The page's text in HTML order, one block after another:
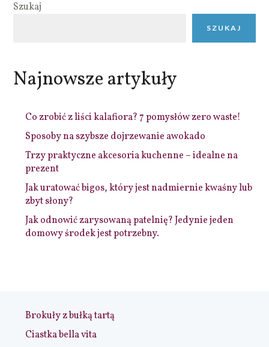
Szukaj
SZUKAJ
Najnowsze artykuły
Co zrobić z liści kalafiora? 7 pomysłów zero waste!
Sposoby na szybsze dojrzewanie awokado
Trzy praktyczne akcesoria kuchenne – idealne na
prezent
Jak uratować bigos, który jest nadmiernie kwaśny lub
zbyt słony?
Jak odnowić zarysowaną patelnię? Jedynie jeden
domowy środek jest potrzebny.
Brokuły z bułką tartą
Ciastka bella vita